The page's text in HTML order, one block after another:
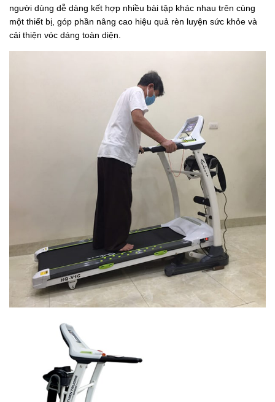
người dùng dễ dàng kết hợp nhiều bài tập khác nhau trên cùng
một thiết bị, góp phần nâng cao hiệu quả rèn luyện sức khỏe và
cải thiện vóc dáng toàn diện.